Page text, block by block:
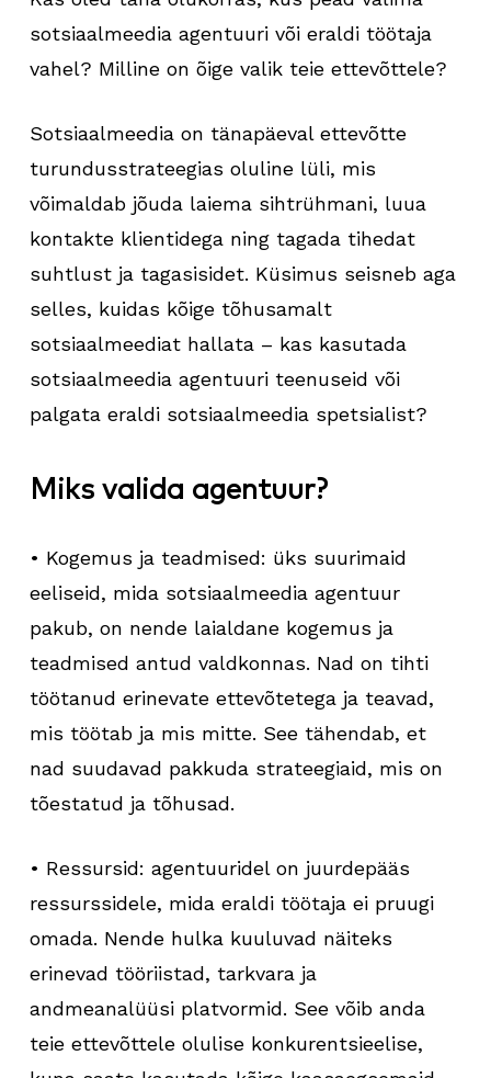
sotsiaalmeedia agentuuri või eraldi töötaja
vahel? Milline on õige valik teie ettevõttele?
Sotsiaalmeedia on tänapäeval ettevõtte
turundusstrateegias oluline lüli, mis
võimaldab jõuda laiema sihtrühmani, luua
kontakte klientidega ning tagada tihedat
suhtlust ja tagasisidet. Küsimus seisneb aga
selles, kuidas kõige tõhusamalt
sotsiaalmeediat hallata – kas kasutada
sotsiaalmeedia agentuuri teenuseid või
palgata eraldi sotsiaalmeedia spetsialist?
Miks valida agentuur?
• Kogemus ja teadmised: üks suurimaid
eeliseid, mida sotsiaalmeedia agentuur
pakub, on nende laialdane kogemus ja
teadmised antud valdkonnas. Nad on tihti
töötanud erinevate ettevõtetega ja teavad,
mis töötab ja mis mitte. See tähendab, et
nad suudavad pakkuda strateegiaid, mis on
tõestatud ja tõhusad.
• Ressursid: agentuuridel on juurdepääs
ressurssidele, mida eraldi töötaja ei pruugi
omada. Nende hulka kuuluvad näiteks
erinevad tööriistad, tarkvara ja
andmeanalüüsi platvormid. See võib anda
teie ettevõttele olulise konkurentsieelise,